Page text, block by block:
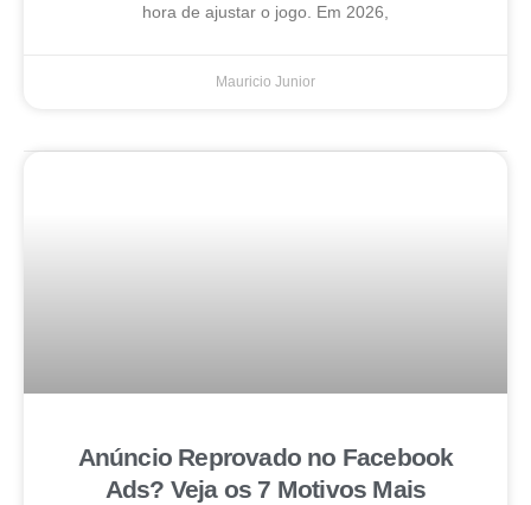
hora de ajustar o jogo. Em 2026,
Mauricio Junior
Anúncio Reprovado no Facebook
Ads? Veja os 7 Motivos Mais